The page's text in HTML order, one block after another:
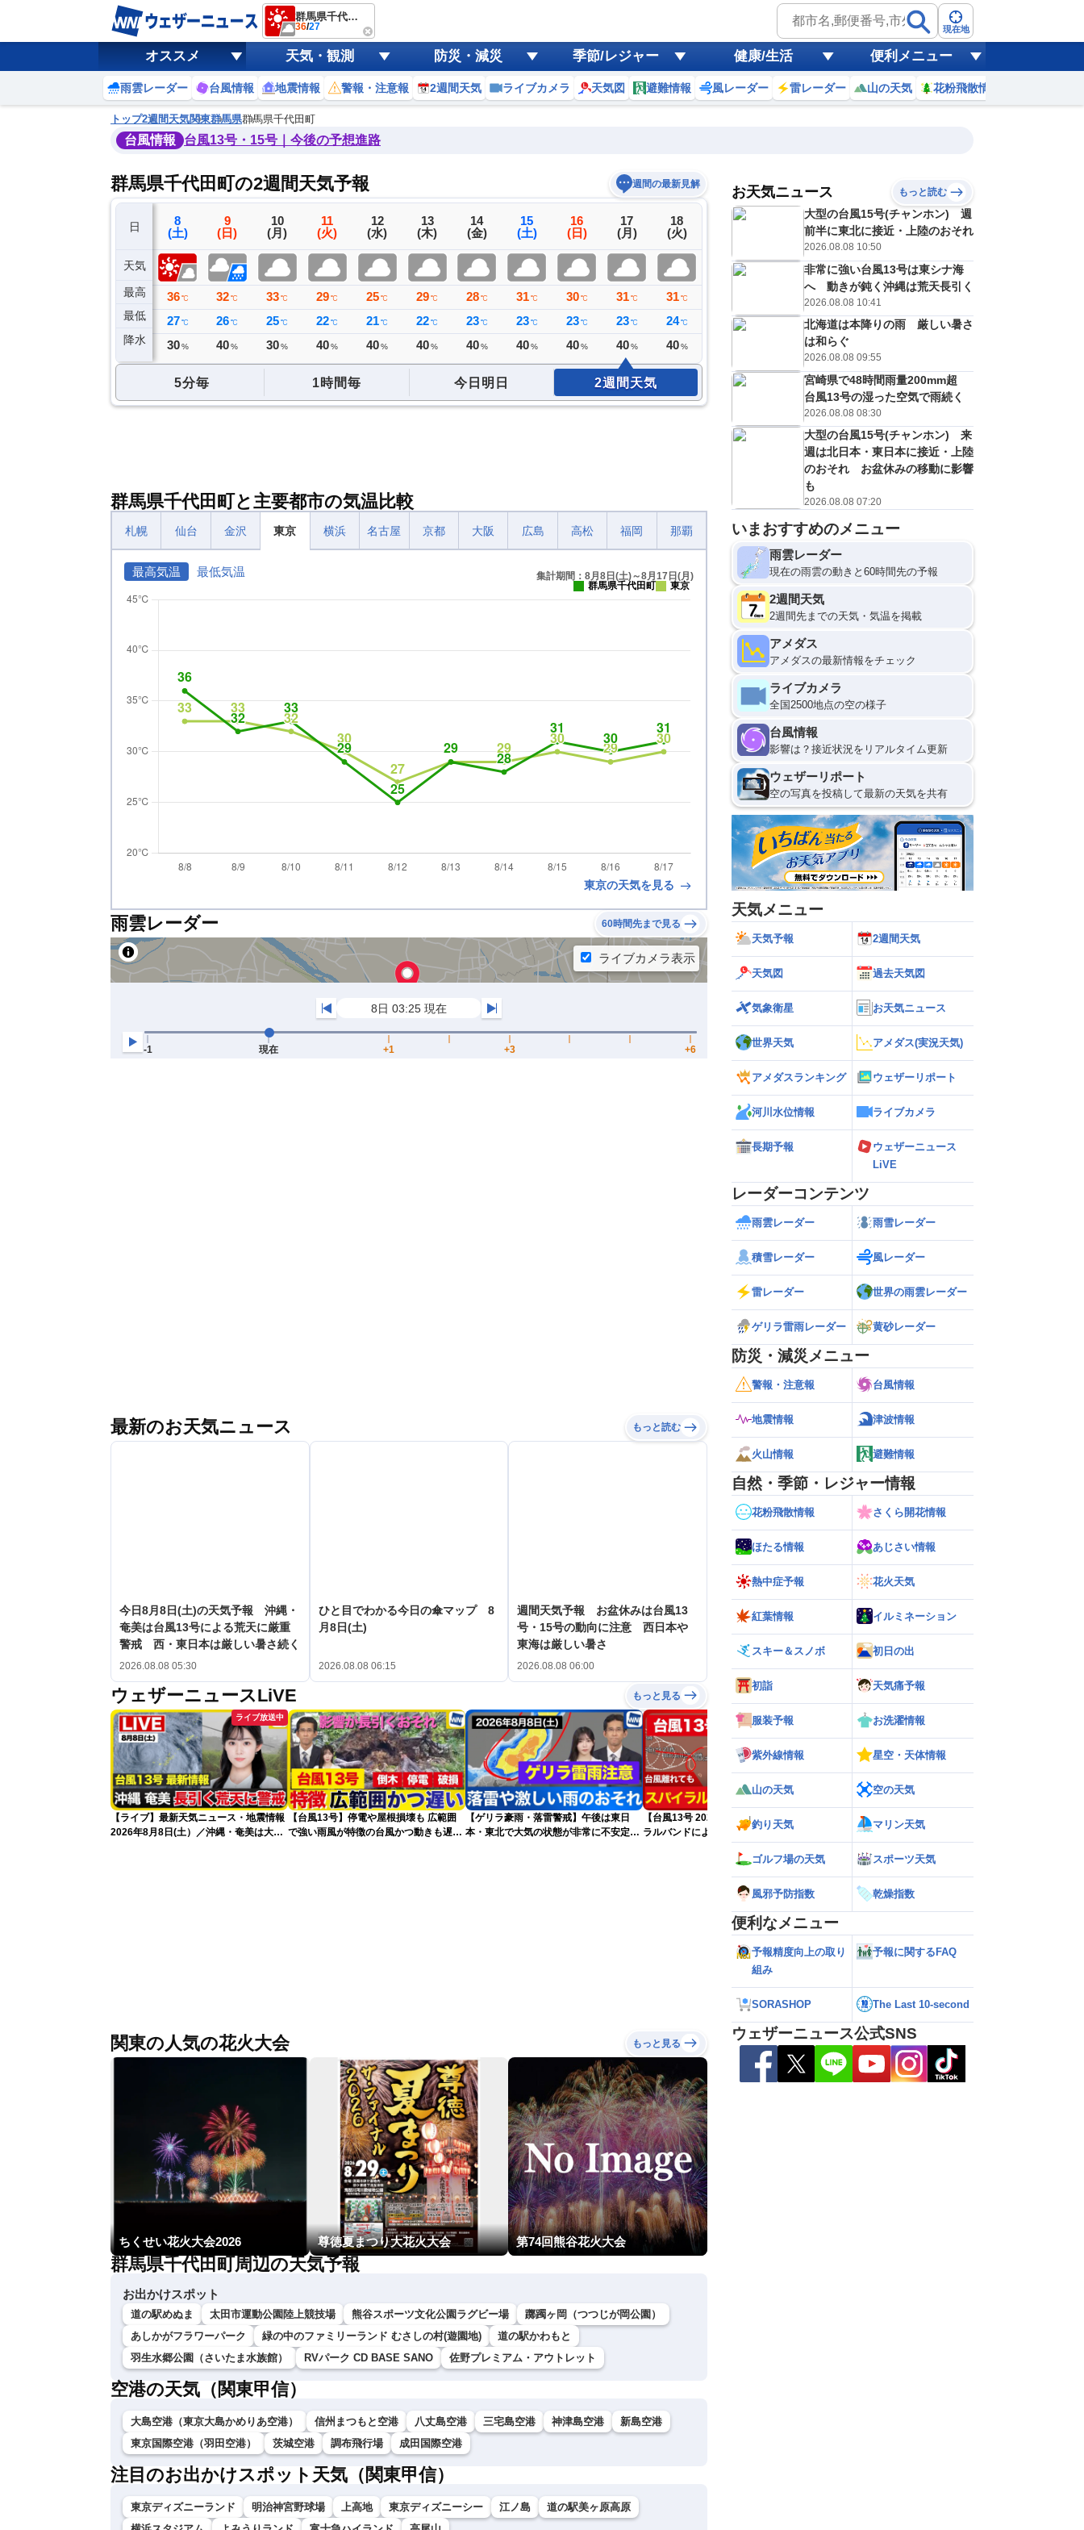
群馬県千代田町
36/27 現在地
オススメ 天気・観測 防災・減災 季節/レジャー 健康/生活 便利メニュー
雨雲レーダー 台風情報 地震情報 警報・注意報 2週間天気 ライブカメラ 天気図 避難情報 風レーダー 雷レーダー 山の天気 花粉飛散情報
トップ2週間天気関東群馬県群馬県千代田町
台風情報 台風13号・15号｜今後の予想進路
群馬県千代田町の2週間天気予報 週間の最新見解
日
天気
最高
最低
降水
7
(金)
37℃
27℃
ミリ
8
(土)
36 ℃
27 ℃
30 %
9
(日)
32 ℃
26 ℃
40 %
10
(月)
33 ℃
25 ℃
30 %
11
(火)
29 ℃
22 ℃
40 %
12
(水)
25℃
21℃
40%
13
(木)
29℃
22℃
40%
14
(金)
28℃
23℃
40%
15
(土)
31℃
23℃
40%
16
(日)
30 ℃
23 ℃
40 %
17
(月)
31 ℃
23 ℃
40 %
18
(火)
31 ℃
24 ℃
40 %
19
℃ 25
21
(金)
E
32 ℃
25℃
30%
22
(土)
D
29
23℃
予報の
信頼度
B
C
D
低
？
5分毎 1時間毎 今日明日 2週間天気
群馬県千代田町と主要都市の気温比較
札幌 仙台 金沢 東京 横浜 名古屋 京都 大阪 広島 高松 福岡 那覇
最高気温 最低気温
集計期間：8月8日(土)～8月17日(月)
群馬県千代田町
東京
東京の天気を見る
雨雲レーダー 60時間先まで見る
最新のお天気ニュース もっと読む
今日8月8日(土)の天気予報 沖縄・
奄美は台風13号による荒天に厳重
警戒 西・東日本は厳しい暑さ続く
2026.08.08 05:30
ひと目でわかる今日の傘マップ 8
月8日(土)
2026.08.08 06:15
週間天気予報 お盆休みは台風13
号・15号の動向に注意 西日本や
東海は厳しい暑さ
2026.08.08 06:00
ウェザーニュースLiVE もっと見る
ライブ放送中
【ライブ】最新天気ニュース・地震情報
2026年8月8日(土）／沖縄・奄美は大荒
【台風13号】停電や屋根損壊も 広範囲
で強い雨風が特徴の台風かつ動きも遅く
【ゲリラ豪雨・落雷警戒】午後は東日
本・東北で大気の状態が非常に不安定に
【台風13号 2026】台風離れてもスパイ
ラルバンドによる大雨警戒（8日6時情
【台風15号 2026】お盆休みの天気に影
響するおそれ（8日5時更新）
関東の人気の花火大会 もっと見る
ちくせい花火大会2026 尊徳夏まつり大花火大会 第74回熊谷花火大会
群馬県千代田町周辺の天気予報
お出かけスポット
道の駅めぬま 太田市運動公園陸上競技場 熊谷スポーツ文化公園ラグビー場
躑躅ヶ岡（つつじが岡公園）
あしかがフラワーパーク
緑の中のファミリーランド むさしの村(遊園地)
道の駅かわもと
羽生水郷公園（さいたま水族館）
RVパーク CD BASE SANO 佐野プレミアム・アウトレット
空港の天気（関東甲信）
大島空港（東京大島かめりあ空港） 信州まつもと空港 八丈島空港 三宅島空港 神津島空港
新島空港
東京国際空港（羽田空港）
茨城空港 調布飛行場 成田国際空港
注目のお出かけスポット天気（関東甲信）
東京ディズニーランド 明治神宮野球場 上高地 東京ディズニーシー 江ノ島
道の駅美ヶ原高原
お天気ニュース もっと読む
大型の台風15号(チャンホン) 週
前半に東北に接近・上陸のおそれ
2026.08.08 10:50
非常に強い台風13号は東シナ海
へ 動きが鈍く沖縄は荒天長引く
2026.08.08 10:41
北海道は本降りの雨 厳しい暑さ
は和らぐ
2026.08.08 09:55
宮崎県で48時間雨量200mm超
台風13号の湿った空気で雨続く
2026.08.08 08:30
大型の台風15号(チャンホン) 来
週は北日本・東日本に接近・上陸
のおそれ お盆休みの移動に影響
も
2026.08.08 07:20
いまおすすめのメニュー
雨雲レーダー
現在の雨雲の動きと60時間先の予報
2週間天気
2週間先までの天気・気温を掲載
アメダス
アメダスの最新情報をチェック
ライブカメラ
全国2500地点の空の様子
台風情報
影響は？接近状況をリアルタイム更新
ウェザーリポート
空の写真を投稿して最新の天気を共有
天気メニュー
天気予報 2週間天気
天気図 過去天気図
気象衛星 お天気ニュース
世界天気 アメダス(実況天気)
アメダスランキング ウェザーリポート
河川水位情報 ライブカメラ
長期予報
ウェザーニュース
LiVE
レーダーコンテンツ
雨雲レーダー 雨雪レーダー
積雪レーダー 風レーダー
雷レーダー 世界の雨雲レーダー
ゲリラ雷雨レーダー 黄砂レーダー
防災・減災メニュー
警報・注意報 台風情報
地震情報 津波情報
火山情報 避難情報
自然・季節・レジャー情報
花粉飛散情報 さくら開花情報
ほたる情報 あじさい情報
熱中症予報 花火天気
紅葉情報 イルミネーション
スキー＆スノボ 初日の出
初詣 天気痛予報
服装予報 お洗濯情報
紫外線情報 星空・天体情報
山の天気 空の天気
釣り天気 マリン天気
ゴルフ場の天気 スポーツ天気
風邪予防指数 乾燥指数
便利なメニュー
予報精度向上の取り
組み
予報に関するFAQ
SORASHOP The Last 10-second
ウェザーニュース公式SNS